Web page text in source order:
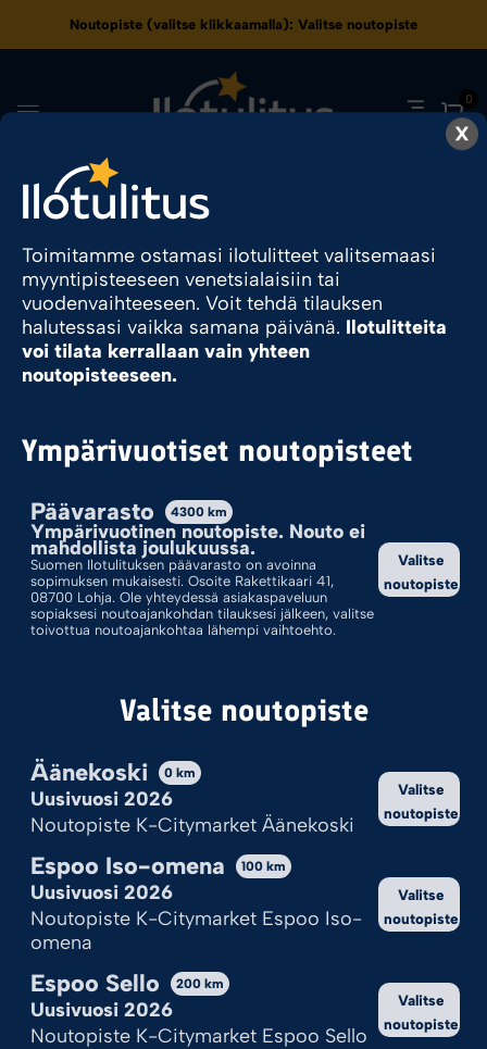
Kekseistä puhetta?
Ilotulite.fi käyttää evästeitä, jotta sivu toimii ja pystymme sitä
kehittämään.
Noutopiste (valitse klikkaamalla): Valitse noutopiste
0
Ilotulite.fi Tuote Laukauksia
Lajittelu: Ostetuin Ensin
THUNDERSTORM
5,95€
X
Toimitamme ostamasi ilotulitteet valitsemaasi
myyntipisteeseen venetsialaisiin tai
vuodenvaihteeseen. Voit tehdä tilauksen
halutessasi vaikka samana päivänä. Ilotulitteita
voi tilata kerrallaan vain yhteen
noutopisteeseen.
Ympärivuotiset noutopisteet
Päävarasto 4300 km
Ympärivuotinen noutopiste. Nouto ei
mahdollista joulukuussa.
Suomen Ilotulituksen päävarasto on avoinna
sopimuksen mukaisesti. Osoite Rakettikaari 41,
08700 Lohja. Ole yhteydessä asiakaspaveluun
sopiaksesi noutoajankohdan tilauksesi jälkeen, valitse
toivottua noutoajankohtaa lähempi vaihtoehto.
Valitse
noutopiste
Valitse noutopiste
Äänekoski 0 km
Uusivuosi 2026
Noutopiste K-Citymarket Äänekoski
Valitse
noutopiste
Espoo Iso-omena 100 km
Uusivuosi 2026
Noutopiste K-Citymarket Espoo Iso-
omena
Valitse
noutopiste
Espoo Sello 200 km
Uusivuosi 2026
Noutopiste K-Citymarket Espoo Sello
Valitse
noutopiste